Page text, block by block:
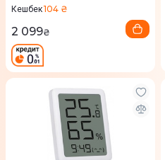
Кешбек104 ₴
2 099₴